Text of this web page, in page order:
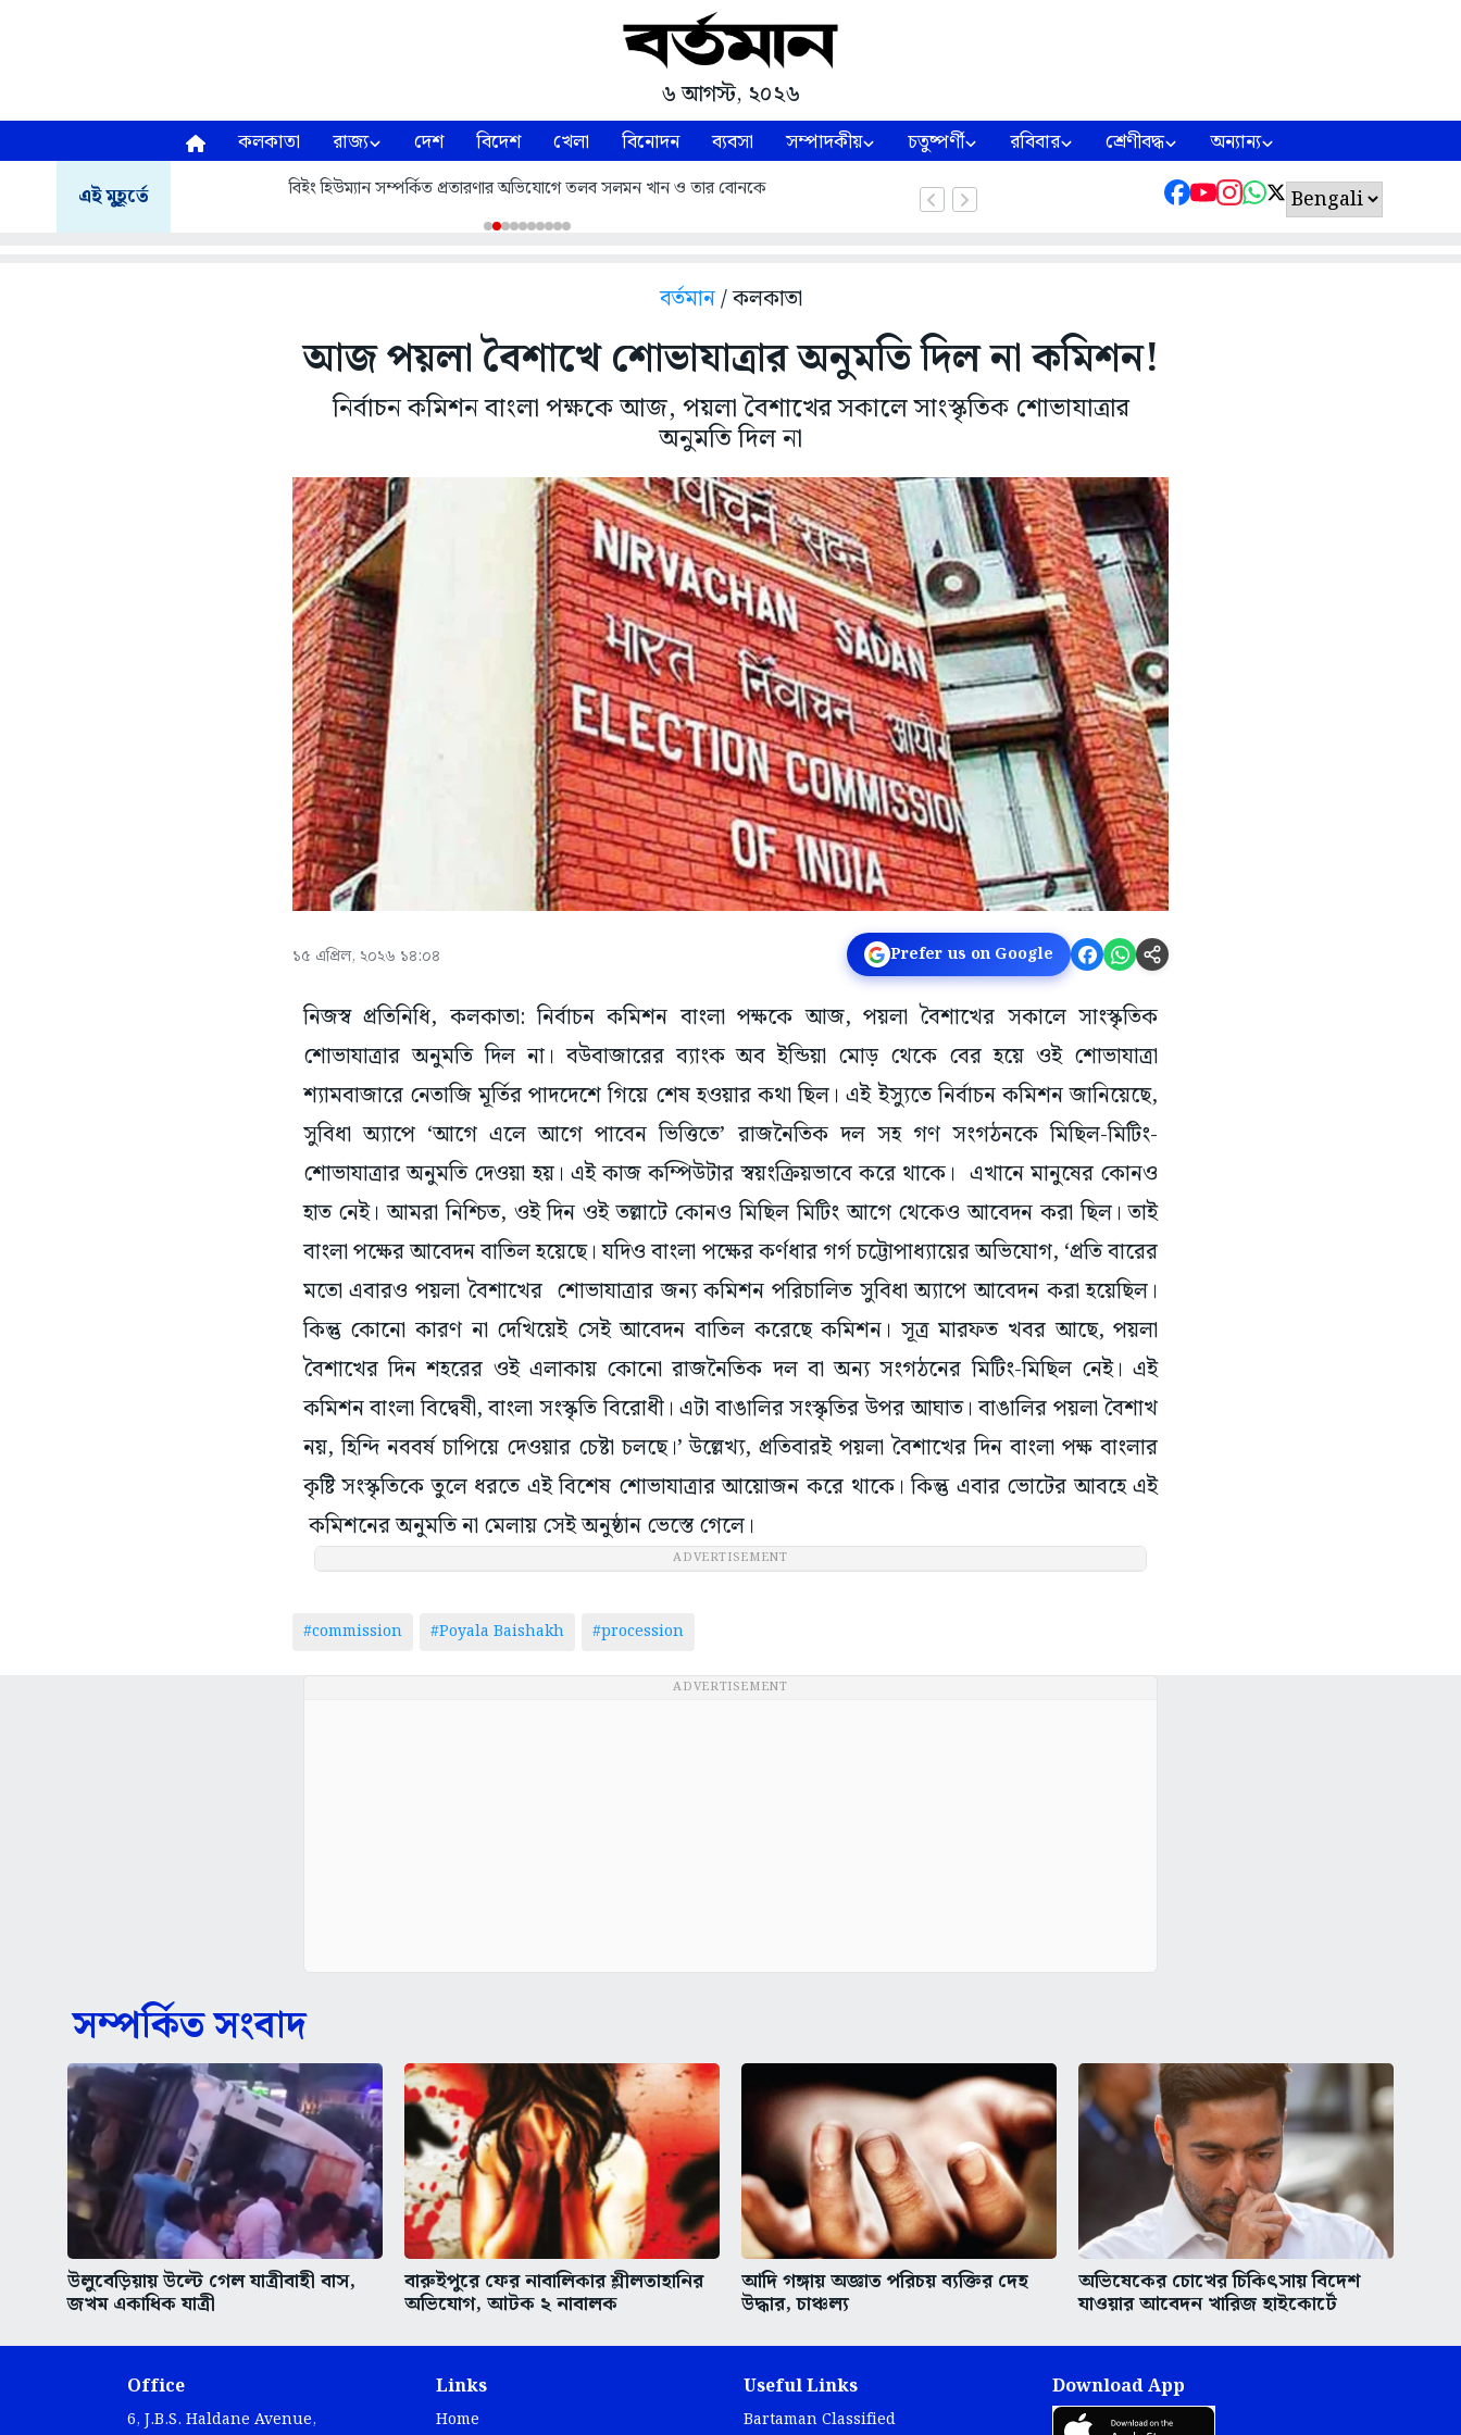
৬ আগস্ট, ২০২৬
কলকাতা রাজ্য দেশ বিদেশ খেলা বিনোদন ব্যবসা সম্পাদকীয় চতুষ্পর্ণী রবিবার শ্রেণীবদ্ধ অন্যান্য
এই মুহূর্তে বিইং হিউম্যান সম্পর্কিত প্রতারণার অভিযোগে তলব সলমন খান ও তার বোনকে
বর্তমান/ কলকাতা
আজ পয়লা বৈশাখে শোভাযাত্রার অনুমতি দিল না কমিশন!
নির্বাচন কমিশন বাংলা পক্ষকে আজ, পয়লা বৈশাখের সকালে সাংস্কৃতিক শোভাযাত্রার
অনুমতি দিল না
১৫ এপ্রিল, ২০২৬ ১৪:০৪ Prefer us on Google
নিজস্ব প্রতিনিধি, কলকাতা: নির্বাচন কমিশন বাংলা পক্ষকে আজ, পয়লা বৈশাখের সকালে সাংস্কৃতিক
শোভাযাত্রার অনুমতি দিল না। বউবাজারের ব্যাংক অব ইন্ডিয়া মোড় থেকে বের হয়ে ওই শোভাযাত্রা
শ্যামবাজারে নেতাজি মূর্তির পাদদেশে গিয়ে শেষ হওয়ার কথা ছিল। এই ইস্যুতে নির্বাচন কমিশন জানিয়েছে,
সুবিধা অ্যাপে ‘আগে এলে আগে পাবেন ভিত্তিতে’ রাজনৈতিক দল সহ গণ সংগঠনকে মিছিল-মিটিং-
শোভাযাত্রার অনুমতি দেওয়া হয়। এই কাজ কম্পিউটার স্বয়ংক্রিয়ভাবে করে থাকে। এখানে মানুষের কোনও
হাত নেই। আমরা নিশ্চিত, ওই দিন ওই তল্লাটে কোনও মিছিল মিটিং আগে থেকেও আবেদন করা ছিল। তাই
বাংলা পক্ষের আবেদন বাতিল হয়েছে। যদিও বাংলা পক্ষের কর্ণধার গর্গ চট্টোপাধ্যায়ের অভিযোগ, ‘প্রতি বারের
মতো এবারও পয়লা বৈশাখের শোভাযাত্রার জন্য কমিশন পরিচালিত সুবিধা অ্যাপে আবেদন করা হয়েছিল।
কিন্তু কোনো কারণ না দেখিয়েই সেই আবেদন বাতিল করেছে কমিশন। সূত্র মারফত খবর আছে, পয়লা
বৈশাখের দিন শহরের ওই এলাকায় কোনো রাজনৈতিক দল বা অন্য সংগঠনের মিটিং-মিছিল নেই। এই
কমিশন বাংলা বিদ্বেষী, বাংলা সংস্কৃতি বিরোধী। এটা বাঙালির সংস্কৃতির উপর আঘাত। বাঙালির পয়লা বৈশাখ
নয়, হিন্দি নববর্ষ চাপিয়ে দেওয়ার চেষ্টা চলছে।’ উল্লেখ্য, প্রতিবারই পয়লা বৈশাখের দিন বাংলা পক্ষ বাংলার
কৃষ্টি সংস্কৃতিকে তুলে ধরতে এই বিশেষ শোভাযাত্রার আয়োজন করে থাকে। কিন্তু এবার ভোটের আবহে এই
কমিশনের অনুমতি না মেলায় সেই অনুষ্ঠান ভেস্তে গেলে।
ADVERTISEMENT
#commission #Poyala Baishakh #procession
ADVERTISEMENT
সম্পর্কিত সংবাদ
উলুবেড়িয়ায় উল্টে গেল যাত্রীবাহী বাস,
জখম একাধিক যাত্রী
বারুইপুরে ফের নাবালিকার শ্লীলতাহানির
অভিযোগ, আটক ২ নাবালক
আদি গঙ্গায় অজ্ঞাত পরিচয় ব্যক্তির দেহ
উদ্ধার, চাঞ্চল্য
অভিষেকের চোখের চিকিৎসায় বিদেশ
যাওয়ার আবেদন খারিজ হাইকোর্টে
Office
6, J.B.S. Haldane Avenue,
Links
Home
Useful Links
Bartaman Classified
Download App